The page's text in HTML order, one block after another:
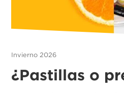
Invierno 2026
¿Pastillas o